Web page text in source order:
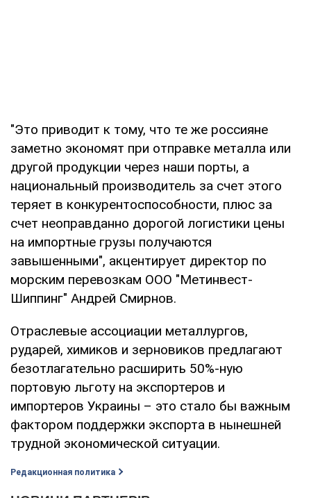
"Это приводит к тому, что те же россияне
заметно экономят при отправке металла или
другой продукции через наши порты, а
национальный производитель за счет этого
теряет в конкурентоспособности, плюс за
счет неоправданно дорогой логистики цены
на импортные грузы получаются
завышенными", акцентирует директор по
морским перевозкам ООО "Метинвест-
Шиппинг" Андрей Смирнов.
Отраслевые ассоциации металлургов,
рударей, химиков и зерновиков предлагают
безотлагательно расширить 50%-ную
портовую льготу на экспортеров и
импортеров Украины – это стало бы важным
фактором поддержки экспорта в нынешней
трудной экономической ситуации.
Редакционная политика